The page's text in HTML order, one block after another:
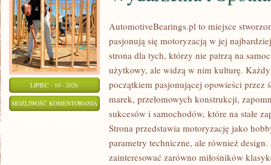
LIPIEC - 10 - 2026
MOŻLIWOŚĆ KOMENTOWANIA WYDARZENIA
SPOTKANIA
KLASYKÓW
AutomotiveBearings.pl to miejsce
pasjonują się motoryzacją w jej
strona dla tych, którzy nie patrzą na
użytkowy, ale widzą w nim kulturę.
początkiem pasjonującej opowieści przez
marek, przełomowych konstrukcji,
sukcesów i samochodów, które na stałe
Strona przedstawia motoryzację jako
parametry techniczne, ale również
zainteresować zarówno miłośników